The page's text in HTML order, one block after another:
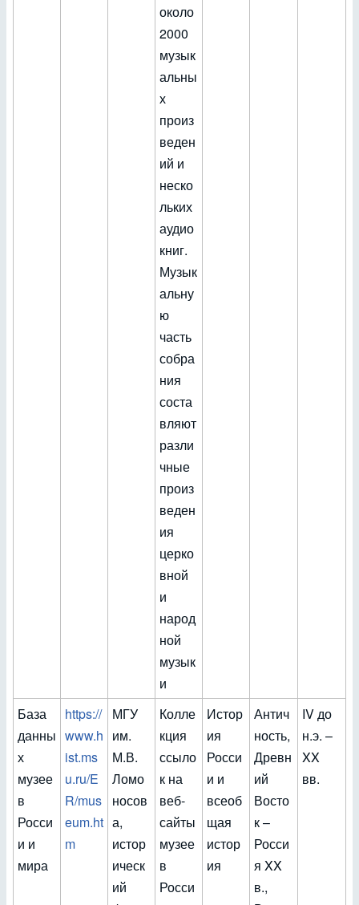
около
2000
музык
альны
х
произ
веден
ий и
неско
льких
аудио
книг.
Музык
альну
ю
часть
собра
ния
соста
вляют
разли
чные
произ
веден
ия
церко
вной
и
народ
ной
музык
и
База
данны
х
музее
в
Росси
и и
мира
https://
www.h
ist.ms
u.ru/E
R/mus
eum.ht
m
МГУ
им.
М.В.
Ломо
носов
а,
истор
ическ
ий
Колле
кция
ссыло
к на
веб-
сайты
музее
в
Росси
Истор
ия
Росси
и и
всеоб
щая
истор
ия
Антич
ность,
Древн
ий
Восто
к –
Росси
я XX
в.,
IV до
н.э. –
XX
вв.